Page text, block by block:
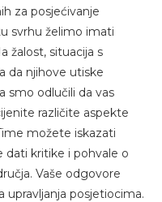
za posjećivanje
svrhu želimo imati
žalost, situacija s
da njihove utiske
smo odlučili da vas
različite aspekte
možete iskazati
dati kritike i pohvale o
Vaše odgovore
posjetiocima.